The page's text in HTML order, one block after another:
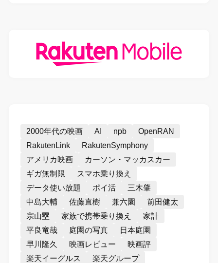
2000年代の映画 AI npb
OpenRAN
RakutenLink
RakutenSymphony
アメリカ映画
カーソン・マッカスカー
ギガ無制限
スマホ乗り換え
データ使い放題
ポイ活
三木肇
中島大輔
佐藤直樹 兼六園
前田健太
宗山塁
家族で携帯乗り換え
家計
平良竜哉
庭園の写真
日本庭園
早川隆久
映画レビュー
映画評
楽天イーグルス
楽天グループ